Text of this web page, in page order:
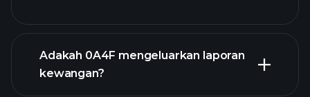
senarai saham kami
Adakah 0A4F mengeluarkan laporan
kewangan?